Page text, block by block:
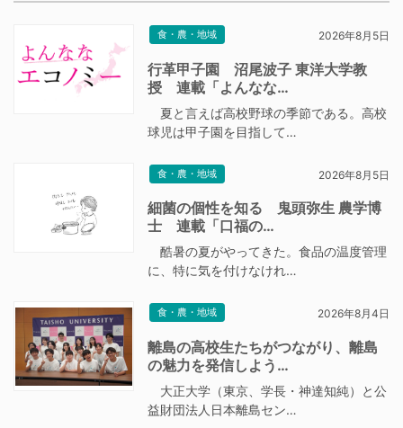
食・農・地域 2026年8月5日
行革甲子園 沼尾波子 東洋大学教
授 連載「よんなな…
夏と言えば高校野球の季節である。高校
球児は甲子園を目指して…
食・農・地域 2026年8月5日
細菌の個性を知る 鬼頭弥生 農学博
士 連載「口福の…
酷暑の夏がやってきた。食品の温度管理
に、特に気を付けなけれ…
食・農・地域 2026年8月4日
離島の高校生たちがつながり、離島
の魅力を発信しよう…
大正大学（東京、学長・神達知純）と公
益財団法人日本離島セン…